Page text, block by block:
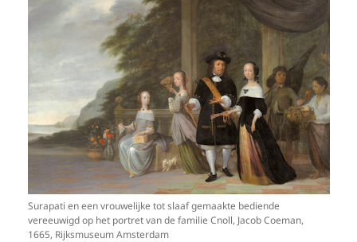
Surapati en een vrouwelijke tot slaaf gemaakte bediende
vereeuwigd op het portret van de familie Cnoll, Jacob Coeman,
1665, Rijksmuseum Amsterdam